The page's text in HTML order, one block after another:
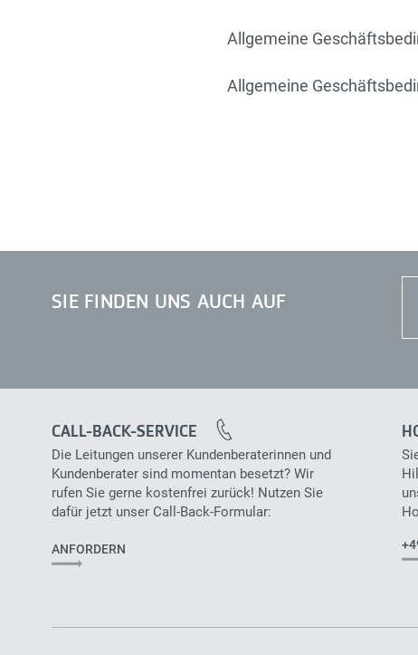
Allgemeine
Allgemeine
SIE FINDEN UNS AUCH AUF
CALL-BACK-SERVICE
Die Leitungen unserer Kundenberaterinnen und
Kundenberater sind momentan besetzt? Wir
rufen Sie gerne kostenfrei zurück! Nutzen Sie
dafür jetzt unser Call-Back-Formular:
ANFORDERN